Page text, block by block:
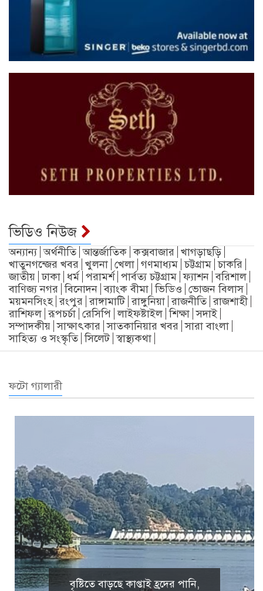
ভিডিও নিউজ
অন্যান্য অর্থনীতি আন্তর্জাতিক কক্সবাজার খাগড়াছড়ি
খাতুনগন্জের খবর খুলনা খেলা গণমাধ্যম চট্টগ্রাম চাকরি
জাতীয় ঢাকা ধর্ম পরামর্শ পার্বত্য চট্টগ্রাম ফ্যাশন বরিশাল
বাণিজ্য নগর বিনোদন ব্যাংক বীমা ভিডিও ভোজন বিলাস
ময়মনসিংহ রংপুর রাঙ্গামাটি রাঙ্গুনিয়া রাজনীতি রাজশাহী
রাশিফল রূপচর্চা রেসিপি লাইফষ্টাইল শিক্ষা সদাই
সম্পাদকীয় সাক্ষাৎকার সাতকানিয়ার খবর সারা বাংলা
সাহিত্য ও সংস্কৃতি সিলেট স্বাস্থ্যকথা
ফটো গ্যালারী
বৃষ্টিতে বাড়ছে কাপ্তাই হ্রদের পানি,